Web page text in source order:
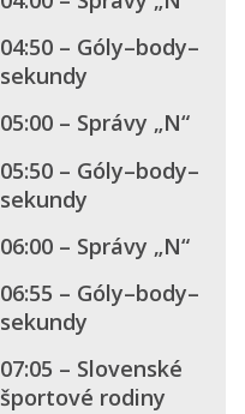
04:50 – Góly–body–
sekundy
05:00 – Správy „N“
05:50 – Góly–body–
sekundy
06:00 – Správy „N“
06:55 – Góly–body–
sekundy
07:05 – Slovenské
športové rodiny